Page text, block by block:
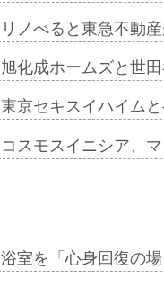
リノべると東急不動
旭化成ホームズと世
東京セキスイハイム
コスモスイニシア、
浴室を「心身回復の